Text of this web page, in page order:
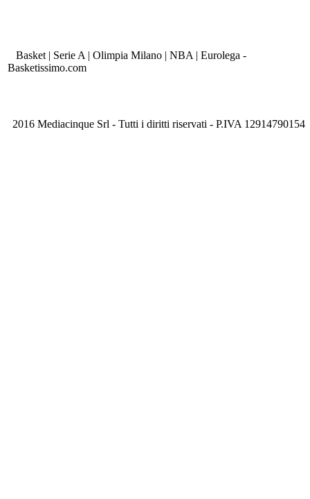
Basket | Serie A | Olimpia Milano | NBA | Eurolega -
Basketissimo.com
2016 Mediacinque Srl - Tutti i diritti riservati - P.IVA 12914790154